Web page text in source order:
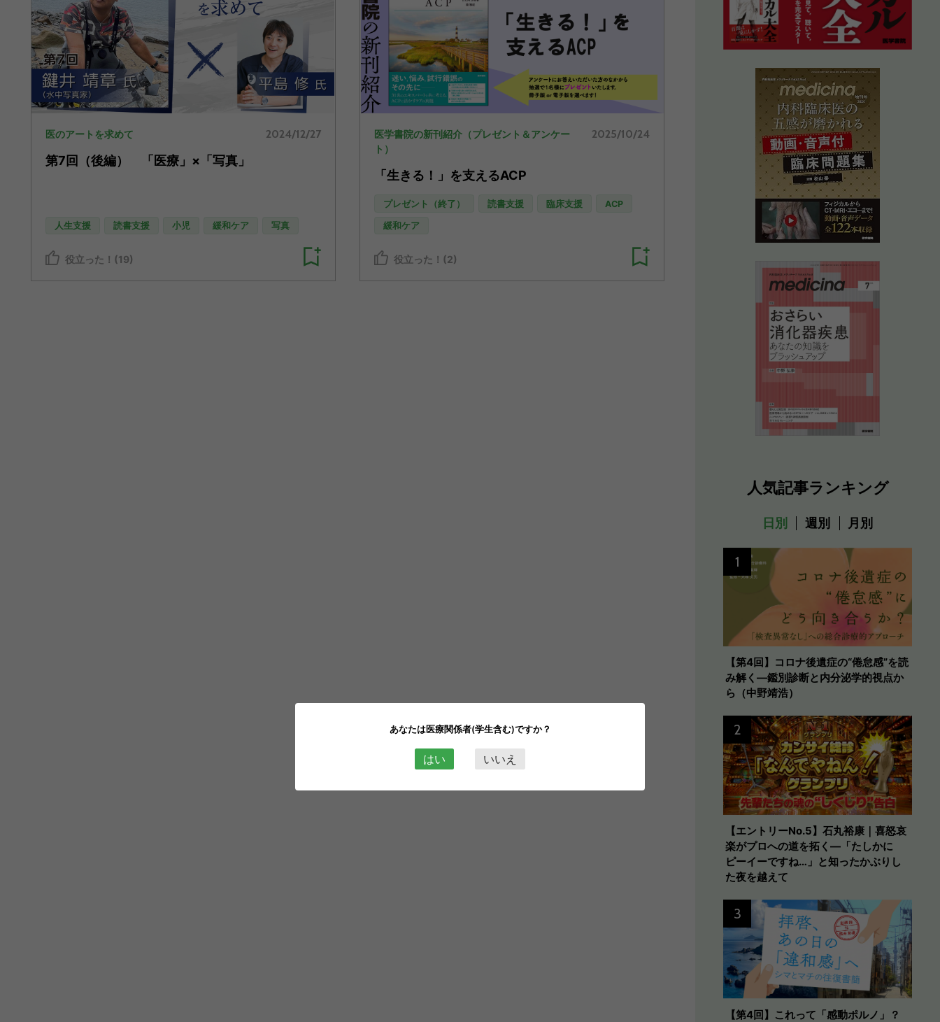
医のアートを求めて 2024/12/27
第7回（後編） 「医療」×「写真」
人生支援 読書支援 小児 緩和ケア 写真
役立った！(19)
医学書院の新刊紹介（プレゼント＆アンケー
ト）
2025/10/24
「生きる！」を支えるACP
プレゼント（終了） 読書支援 臨床支援 ACP
緩和ケア
役立った！(2)
人気記事ランキング
日別 週別 月別
【第4回】コロナ後遺症の“倦怠感”を読
み解く―鑑別診断と内分泌学的視点か
ら（中野靖浩）
1
【エントリーNo.5】石丸裕康｜喜怒哀
楽がプロへの道を拓く—「たしかに
ピーイーですね…」と知ったかぶりし
た夜を越えて
2
【第4回】これって「感動ポルノ」？
3
あなたは医療関係者(学生含む)ですか？
はい いいえ